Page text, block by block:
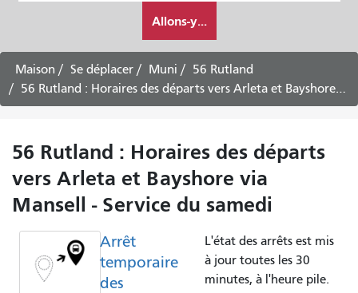
je
veux
voyager
Allons-y...
Maison Se déplacer Muni
56 Rutland
56 Rutland : Horaires des départs vers Arleta et Bayshore via Mansell - Service du samedi
56 Rutland : Horaires des départs
vers Arleta et Bayshore via
Mansell - Service du samedi
Arrêt
temporaire
des
L'état des arrêts est mis
à jour toutes les 30
minutes, à l'heure pile.